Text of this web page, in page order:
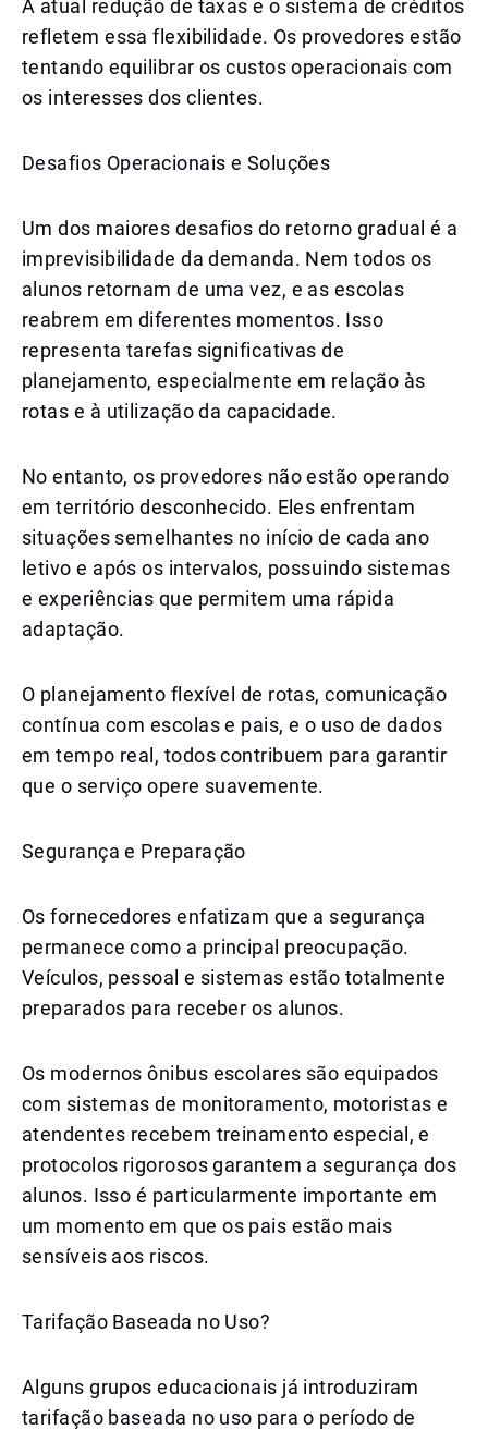
A atual redução de taxas e o sistema de créditos
refletem essa flexibilidade. Os provedores estão
tentando equilibrar os custos operacionais com
os interesses dos clientes.
Desafios Operacionais e Soluções
Um dos maiores desafios do retorno gradual é a
imprevisibilidade da demanda. Nem todos os
alunos retornam de uma vez, e as escolas
reabrem em diferentes momentos. Isso
representa tarefas significativas de
planejamento, especialmente em relação às
rotas e à utilização da capacidade.
No entanto, os provedores não estão operando
em território desconhecido. Eles enfrentam
situações semelhantes no início de cada ano
letivo e após os intervalos, possuindo sistemas
e experiências que permitem uma rápida
adaptação.
O planejamento flexível de rotas, comunicação
contínua com escolas e pais, e o uso de dados
em tempo real, todos contribuem para garantir
que o serviço opere suavemente.
Segurança e Preparação
Os fornecedores enfatizam que a segurança
permanece como a principal preocupação.
Veículos, pessoal e sistemas estão totalmente
preparados para receber os alunos.
Os modernos ônibus escolares são equipados
com sistemas de monitoramento, motoristas e
atendentes recebem treinamento especial, e
protocolos rigorosos garantem a segurança dos
alunos. Isso é particularmente importante em
um momento em que os pais estão mais
sensíveis aos riscos.
Tarifação Baseada no Uso?
Alguns grupos educacionais já introduziram
tarifação baseada no uso para o período de